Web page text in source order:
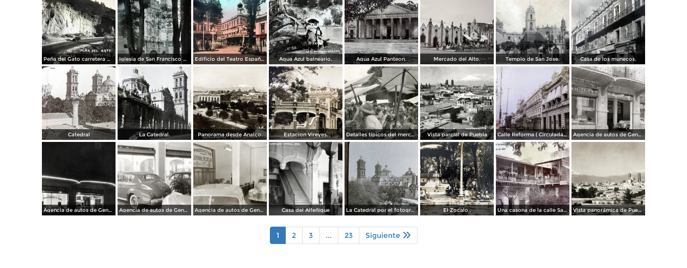
Peña del Gato carretera Mexico-Puebla Iglesia de San Francisco por el Fotógrafo Hugo Brehme. Edificio del Teatro Español. Agua Azul balneario. Agua Azul Panteon. Mercado del Alto. Templo de San Jose. Casa de los munecos.
Catedral La Catedral. Panorama desde Analco. Estacion Vireyes. Detalles típicos del mercado Vista parcial de Puebla Calle Reforma ( Circulada el 15 de Marzo de 1933 ). Agencia de autos de General Motors
Agencia de autos de General Motors Agencia de autos de General Motors Agencia de autos de General Motors Casa del Alfeñique La Catedral por el fotografo William H. Rau. El Zocalo . Una casona de la calle Santa Ines # 5 ( Fechada el 5 de Mayo de 1892 ). Vista panorámica de Puebla, con volcanes Popocatépetl (izq.) e Iztaccíhuatl (der.)
1 2 3 ... 23 Siguiente